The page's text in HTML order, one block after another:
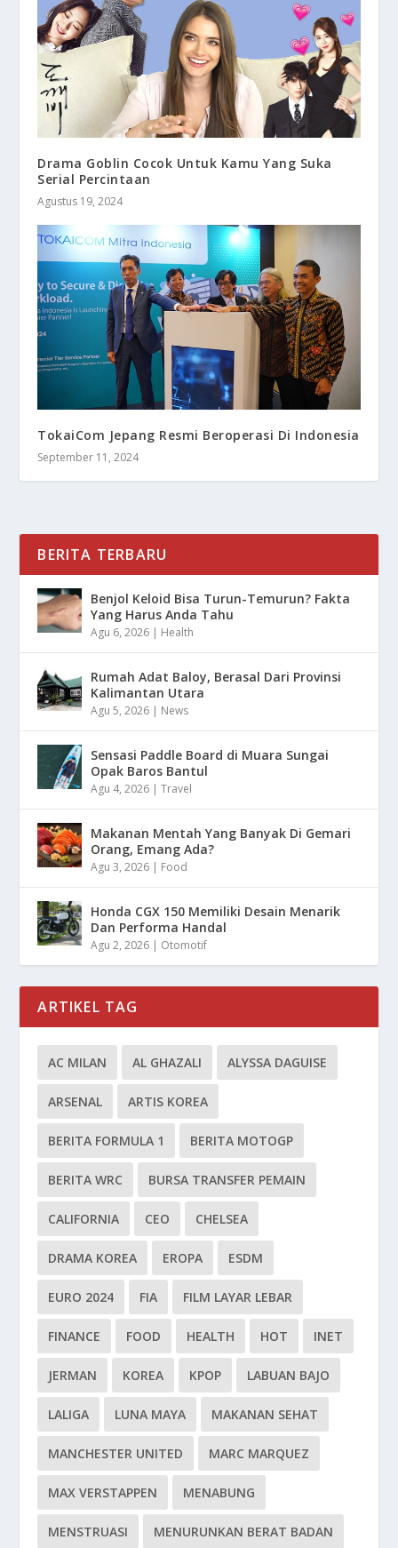
Drama Goblin Cocok Untuk Kamu Yang Suka
Serial Percintaan
Agustus 19, 2024
TokaiCom Jepang Resmi Beroperasi Di Indonesia
September 11, 2024
BERITA TERBARU
Benjol Keloid Bisa Turun-Temurun? Fakta
Yang Harus Anda Tahu
Agu 6, 2026 | Health
Rumah Adat Baloy, Berasal Dari Provinsi
Kalimantan Utara
Agu 5, 2026 | News
Sensasi Paddle Board di Muara Sungai
Opak Baros Bantul
Agu 4, 2026 |Travel
Makanan Mentah Yang Banyak Di Gemari
Orang, Emang Ada?
Agu 3, 2026 | Food
Honda CGX 150 Memiliki Desain Menarik
Dan Performa Handal
Agu 2, 2026 | Otomotif
ARTIKEL TAG
AC MILAN AL GHAZALI ALYSSA DAGUISE
ARSENAL ARTIS KOREA
BERITA FORMULA 1 BERITA MOTOGP
BERITA WRC BURSA TRANSFER PEMAIN
CALIFORNIA CEO CHELSEA
DRAMA KOREA EROPA ESDM
EURO 2024 FIA FILM LAYAR LEBAR
FINANCE FOOD HEALTH HOT INET
JERMAN KOREA KPOP LABUAN BAJO
LALIGA LUNA MAYA MAKANAN SEHAT
MANCHESTER UNITED MARC MARQUEZ
MAX VERSTAPPEN MENABUNG
MENSTRUASI MENURUNKAN BERAT BADAN